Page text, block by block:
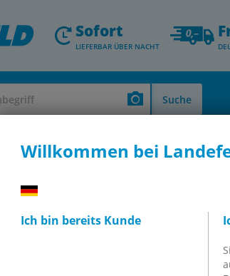
Willkommen bei
Ich bin bereits Kunde
Sofort
LIEFERBAR ÜBER NACHT
Suche
- Thermometer - Durchfluss- &
Eco-Line
-1 bis 15bar
-115100 GLY CRE